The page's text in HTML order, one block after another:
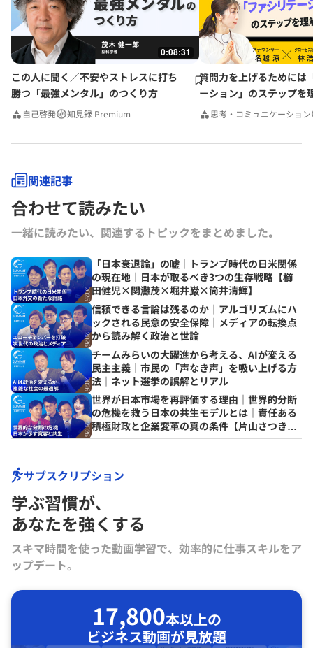
0:08:31
この人に聞く／不安やストレスに打ち
勝つ「最強メンタル」のつくり方
自己啓発 知見録 Premium
質問力を上げるためには
ーション」のステップを
みんなの相談室Premium
思考・コミュニケーション
関連記事
合わせて読みたい
一緒に読みたい、関連するトピックをまとめました｡
「日本衰退論」の嘘｜トランプ時代の日米関係
の現在地｜日本が取るべき3つの生存戦略【櫛
田健児×関灘茂×堀井巌×筒井清輝】
信頼できる言論は残るのか｜アルゴリズムにハ
ックされる民意の安全保障｜メディアの転換点
から読み解く政治と世論
チームみらいの大躍進から考える、AIが変える
民主主義｜市民の「声なき声」を吸い上げる方
法｜ネット選挙の誤解とリアル
世界が日本市場を再評価する理由｜世界的分断
の危機を救う日本の共生モデルとは｜責任ある
積極財政と企業変革の真の条件【片山さつき×
筒井清輝×山口明夫×堀義人】
サブスクリプション
学ぶ習慣が､
あなたを強くする
スキマ時間を使った動画学習で、効率的に仕事スキルをア
ップデート。
17,800本以上の
ビジネス動画が見放題